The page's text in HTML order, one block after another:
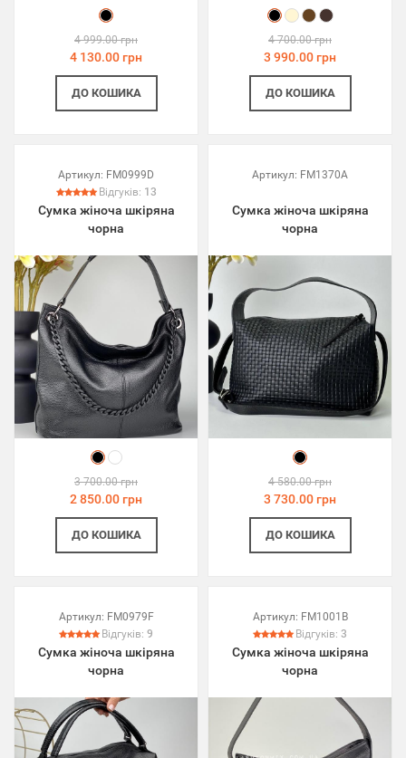
4 999.00 грн
4 130.00 грн
ДО КОШИКА
4 700.00 грн
3 990.00 грн
ДО КОШИКА
Артикул: FM0999D
Відгуків: 13
Сумка жіноча шкіряна
чорна
3 700.00 грн
2 850.00 грн
ДО КОШИКА
Артикул: FM1370A
Сумка жіноча шкіряна
чорна
4 580.00 грн
3 730.00 грн
ДО КОШИКА
Артикул: FM0979F
Відгуків: 9
Сумка жіноча шкіряна
чорна
Артикул: FM1001B
Відгуків: 3
Сумка жіноча шкіряна
чорна